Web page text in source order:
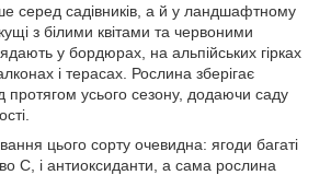
серед садівників, а й у ландшафтному
з білими квітами та червоними
у бордюрах, на альпійських гірках
і терасах. Рослина зберігає
протягом усього сезону, додаючи саду
цього сорту очевидна: ягоди багаті
С, і антиоксиданти, а сама рослина